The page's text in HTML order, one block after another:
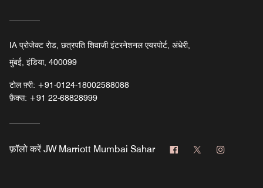
IA प्रोजेक्ट रोड, छत्रपति शिवाजी इंटरनेशनल एयरपोर्ट, अंधेरी,
मुंबई, इंडिया, 400099
टोल फ़्री: +91-0124-18002588088
फ़ैक्स: +91 22-68828999
फ़ॉलो करें JW Marriott Mumbai Sahar फेसबुक ट्विटर